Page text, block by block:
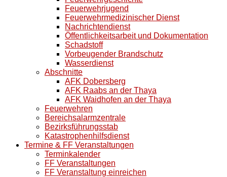
Feuerwehrjugend
Feuerwehrmedizinischer Dienst
Nachrichtendienst
Öffentlichkeitsarbeit und Dokumentation
Schadstoff
Vorbeugender Brandschutz
Wasserdienst
Abschnitte
AFK Dobersberg
AFK Raabs an der Thaya
AFK Waidhofen an der Thaya
Feuerwehren
Bereichsalarmzentrale
Bezirksführungsstab
Katastrophenhilfsdienst
Termine & FF Veranstaltungen
Terminkalender
FF Veranstaltungen
FF Veranstaltung einreichen